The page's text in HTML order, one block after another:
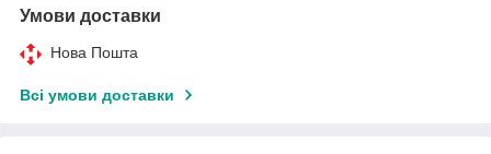
Умови доставки
Нова Пошта
Всі умови доставки